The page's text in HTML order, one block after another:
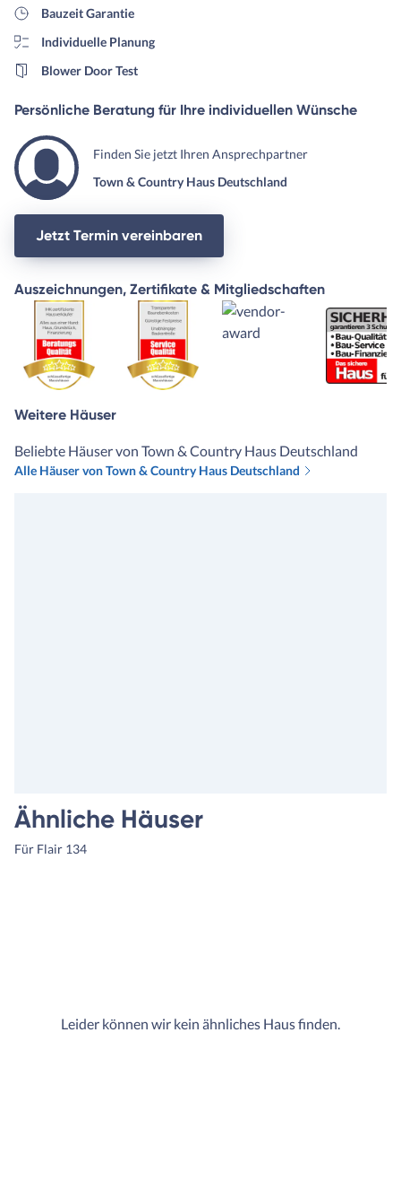
Bauzeit Garantie
Individuelle Planung
Blower Door Test
Persönliche Beratung für Ihre individuellen Wünsche
Finden Sie jetzt Ihren Ansprechpartner
Town & Country Haus Deutschland
Jetzt Termin vereinbaren
Auszeichnungen, Zertifikate & Mitgliedschaften
Weitere Häuser
Beliebte Häuser von Town & Country Haus Deutschland
Alle Häuser von Town & Country Haus Deutschland
Ähnliche Häuser
Für Flair 134
Leider können wir kein ähnliches Haus finden.